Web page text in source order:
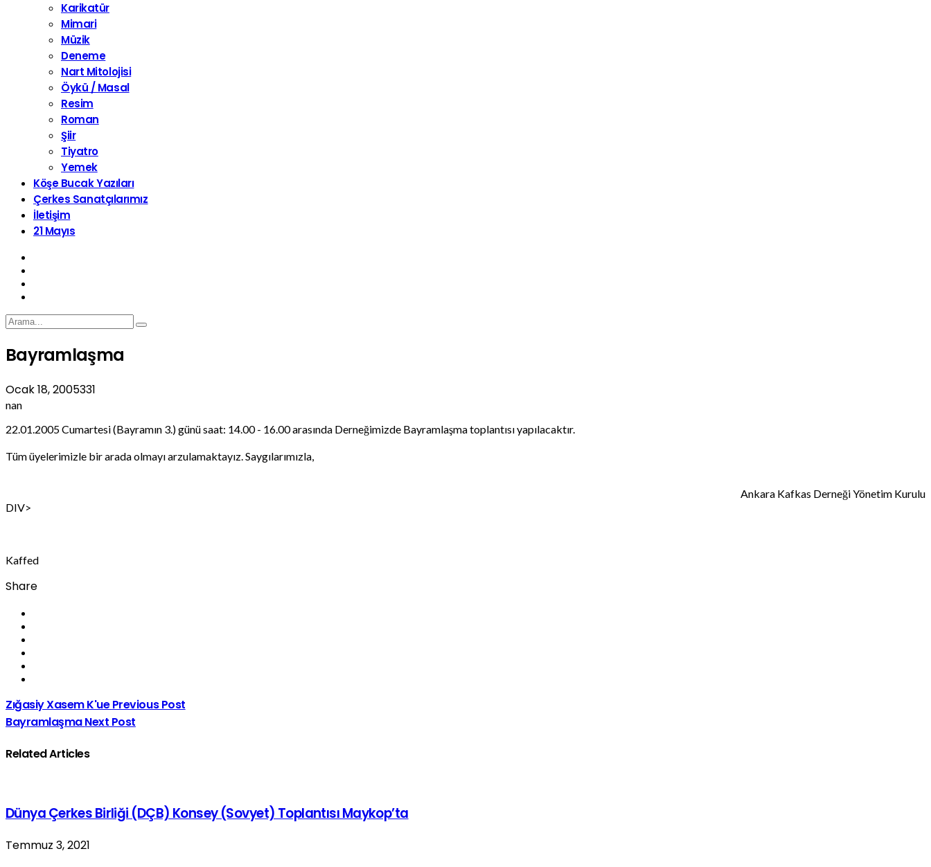
Karikatür
Mimari
Müzik
Deneme
Nart Mitolojisi
Öykü / Masal
Resim
Roman
Şiir
Tiyatro
Yemek
Köşe Bucak Yazıları
Çerkes Sanatçılarımız
İletişim
21 Mayıs
Bayramlaşma
Ocak 18, 2005331
nan
22.01.2005 Cumartesi (Bayramın 3.) günü saat: 14.00 - 16.00 arasında Derneğimizde Bayramlaşma toplantısı yapılacaktır.
Tüm üyelerimizle bir arada olmayı arzulamaktayız. Saygılarımızla,
Ankara Kafkas Derneği Yönetim Kurulu
DIV>
Kaffed
Share
Zığasiy Xasem K'uePrevious Post
BayramlaşmaNext Post
Related Articles
Dünya Çerkes Birliği (DÇB) Konsey (Sovyet) Toplantısı Maykop’ta
Temmuz 3, 2021